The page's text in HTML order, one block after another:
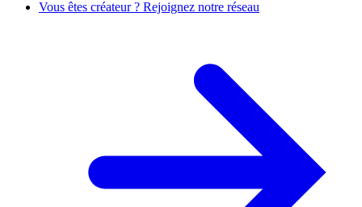
Vous êtes créateur ? Rejoignez notre réseau